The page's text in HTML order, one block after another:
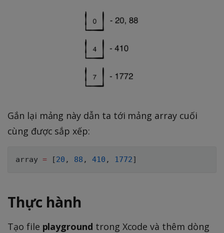
Gắn lại mảng này dẫn ta tới mảng array cuối
cùng được sắp xếp:
array = [20 , 88 , 410 , 1772]
Thực hành
Tạo file playground trong Xcode và thêm dòng